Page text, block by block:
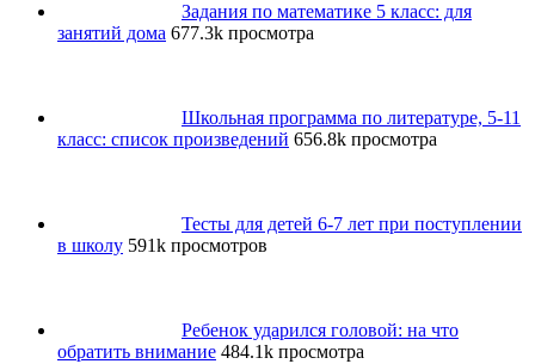
Задания по математике 5 класс: для
занятий дома 677.3k просмотра
Школьная программа по литературе, 5-11
класс: список произведений 656.8k просмотра
Тесты для детей 6-7 лет при поступлении
в школу 591k просмотров
Ребенок ударился головой: на что
обратить внимание 484.1k просмотра